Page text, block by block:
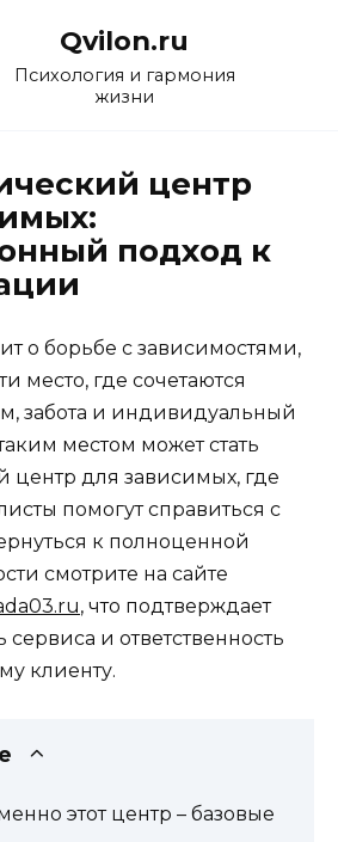
Qvilon.ru
Психология и гармония
жизни
центр
подход к
о борьбе с зависимостями,
место, где сочетаются
забота и индивидуальный
местом может стать
центр для зависимых, где
помогут справиться с
к полноценной
смотрите на сайте
, что подтверждает
и ответственность
клиенту.
этот центр – базовые